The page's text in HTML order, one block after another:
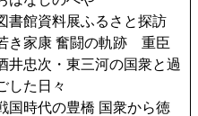
書館資料展ふるさと探訪
き家康 奮闘の軌跡 重臣
井忠次・東三河の国衆と過
した日々
国時代の豊橋 国衆から徳